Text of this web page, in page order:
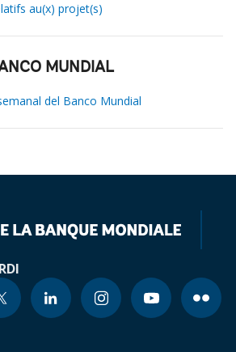
au(x) projet(s)
MUNDIAL
del Banco Mundial